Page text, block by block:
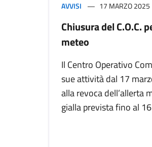
AVVISI 17 MARZO 2025
Chiusura del C.O.C.
meteo
Il Centro Operativo
sue attività dal 17
alla revoca dell’allerta
gialla prevista fino al